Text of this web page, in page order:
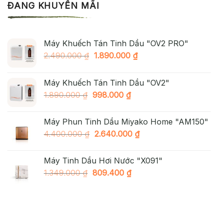
ĐANG KHUYẾN MÃI
Máy Khuếch Tán Tinh Dầu "OV2 PRO"
2.490.000₫ Giá
2.490.000 ₫.
1.890.000 ₫Giá
là:
Máy Khuếch Tán Tinh Dầu "OV2"
1.890.000₫ Giá
1.890.000 ₫.
998.000 ₫Giá
là:
998.000 ₫.
Máy Phun Tinh Dầu Miyako Home "AM150"
4.400.000₫ Giá
4.400.000 ₫.
2.640.000 ₫Giá
là:
Máy Tinh Dầu Hơi Nước "X091"
1.349.000₫ Giá
809.400 ₫Giá